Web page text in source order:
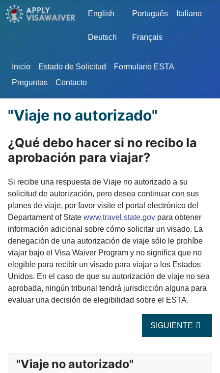
Seleccione su idioma
English Português Italiano
Deutsch Français
Inicio Estado de Solicitud
Formulario ESTA
Preguntas
Contacto
"Viaje no autorizado"
¿Qué debo hacer si no recibo la
aprobación para viajar?
Si recibe una respuesta de Viaje no autorizado a su
solicitud de autorización, pero desea continuar con sus
planes de viaje, por favor visite el portal electrónico del
Departament of State www.travel.state.gov para obtener
información adicional sobre cómo solicitar un visado. La
denegación de una autorización de viaje sólo le prohíbe
viajar bajo el Visa Waiver Program y no significa que no
elegible para recibir un visado para viajar a los Estados
Unidos. En el caso de que su autorización de viaje no sea
aprobada, ningún tribunal tendrá jurisdicción alguna para
evaluar una decisión de elegibilidad sobre el ESTA.
ARTÍCULO
SIGUIENTE
"Viaje no autorizado"